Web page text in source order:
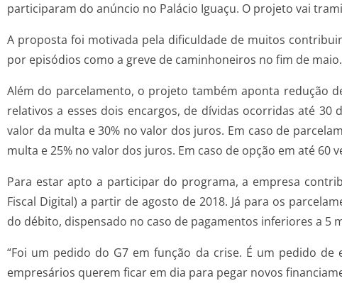
participaram do anúncio no Palácio Iguaçu. O projeto vai
A proposta foi motivada pela dificuldade de muitos
por episódios como a greve de caminhoneiros no fim de maio.
Além do parcelamento, o projeto também aponta redução
relativos a esses dois encargos, de dívidas ocorridas até
valor da multa e 30% no valor dos juros. Em caso de
multa e 25% no valor dos juros. Em caso de opção em até 60
Para estar apto a participar do programa, a empresa
Fiscal Digital) a partir de agosto de 2018. Já para os
do débito, dispensado no caso de pagamentos inferiores a 5
“Foi um pedido do G7 em função da crise. É um pedido
empresários querem ficar em dia para pegar novos